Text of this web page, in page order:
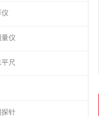
量仪
尺
探针